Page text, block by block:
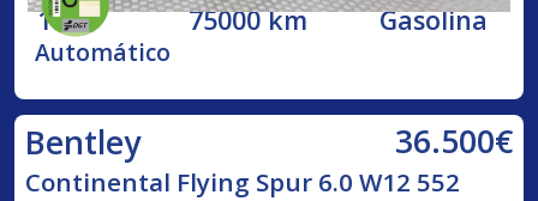
1998 75000 km Gasolina
Automático
Bentley 36.500€
Continental Flying Spur 6.0 W12 552